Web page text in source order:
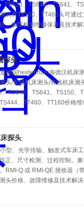
、TS640、TS641、
头有TT160、TT460头可通
故障检测维修保养及技术解
探头
德国heidenhain海德汉机床
头/无线机床测头/有线机床测
TS640、TS641、TS150、
、TT460、TT160价格维
探头
型、光学传输、触发式车床
正、尺寸检测、过程控制。
RMI-Q 或 RMI-QE 接收器（
价格、故障维修及技术解决